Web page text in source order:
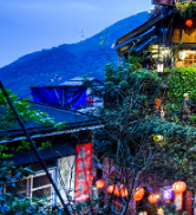
ほっとひといき
本船スケジュ
会員ログイン